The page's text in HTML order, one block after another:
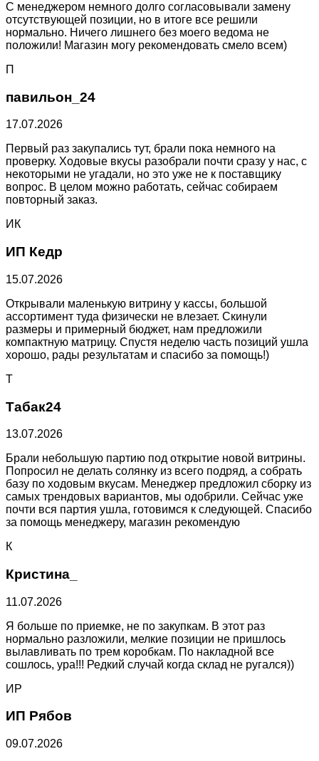
С менеджером немного долго согласовывали замену
отсутствующей позиции, но в итоге все решили
нормально. Ничего лишнего без моего ведома не
положили! Магазин могу рекомендовать смело всем)
П
павильон_24
17.07.2026
Первый раз закупались тут, брали пока немного на
проверку. Ходовые вкусы разобрали почти сразу у нас, с
некоторыми не угадали, но это уже не к поставщику
вопрос. В целом можно работать, сейчас собираем
повторный заказ.
ИК
ИП Кедр
15.07.2026
Открывали маленькую витрину у кассы, большой
ассортимент туда физически не влезает. Скинули
размеры и примерный бюджет, нам предложили
компактную матрицу. Спустя неделю часть позиций ушла
хорошо, рады результатам и спасибо за помощь!)
Т
Табак24
13.07.2026
Брали небольшую партию под открытие новой витрины.
Попросил не делать солянку из всего подряд, а собрать
базу по ходовым вкусам. Менеджер предложил сборку из
самых трендовых вариантов, мы одобрили. Сейчас уже
почти вся партия ушла, готовимся к следующей. Спасибо
за помощь менеджеру, магазин рекомендую
К
Кристина_
11.07.2026
Я больше по приемке, не по закупкам. В этот раз
нормально разложили, мелкие позиции не пришлось
вылавливать по трем коробкам. По накладной все
сошлось, ура!!! Редкий случай когда склад не ругался))
ИР
ИП Рябов
09.07.2026